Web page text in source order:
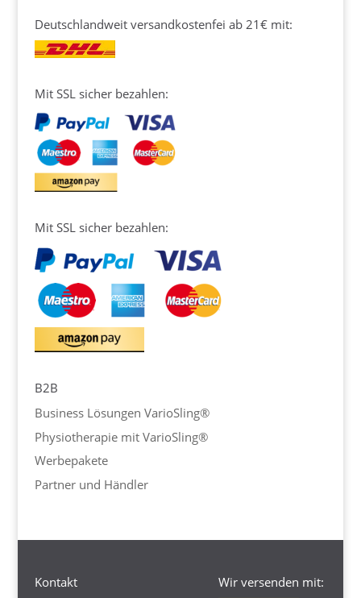
Deutschlandweit versandkostenfei ab 21€ mit:
Mit SSL sicher bezahlen:
Mit SSL sicher bezahlen:
B2B
Business Lösungen VarioSling®
Physiotherapie mit VarioSling®
Werbepakete
Partner und Händler
Kontakt
Wir versenden mit: